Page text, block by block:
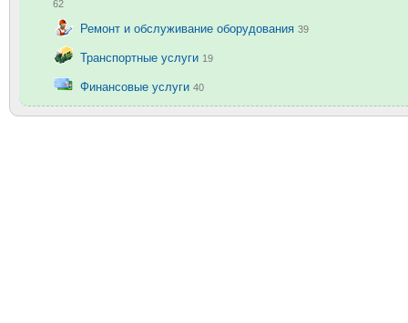
62
Ремонт и обслуживание оборудования 39
Транспортные услуги 19
Финансовые услуги 40